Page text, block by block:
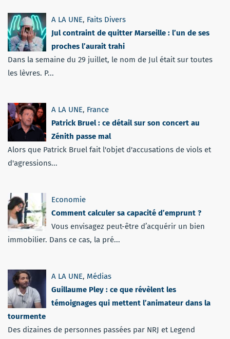
A LA UNE, Faits Divers
Jul contraint de quitter Marseille : l’un de ses
proches l’aurait trahi
Dans la semaine du 29 juillet, le nom de Jul était sur toutes
les lèvres. P...
A LA UNE, France
Patrick Bruel : ce détail sur son concert au
Zénith passe mal
Alors que Patrick Bruel fait l'objet d'accusations de viols et
d'agressions...
Economie
Comment calculer sa capacité d’emprunt ?
Vous envisagez peut-être d’acquérir un bien
immobilier. Dans ce cas, la pré...
A LA UNE, Médias
Guillaume Pley : ce que révèlent les
témoignages qui mettent l’animateur dans la
tourmente
Des dizaines de personnes passées par NRJ et Legend